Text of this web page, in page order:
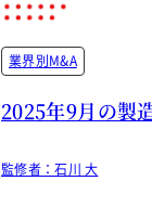
業界別M&A
2025年9月の製
監修者：石川 大